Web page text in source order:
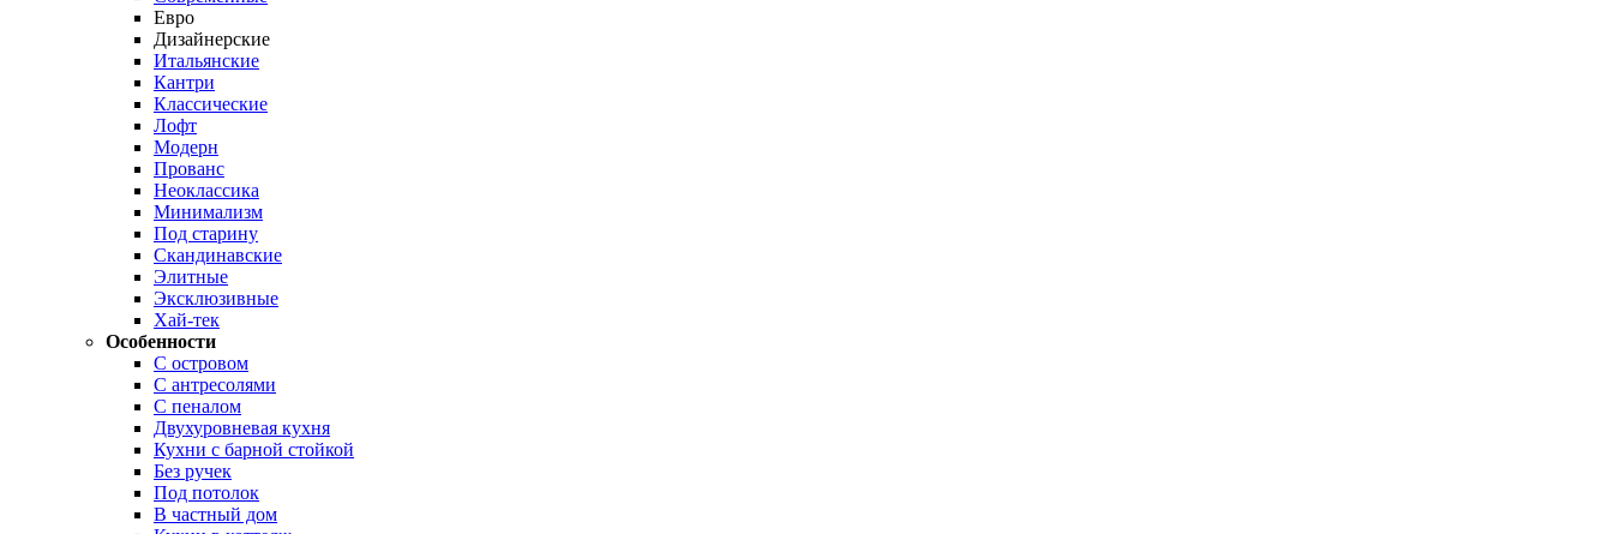
Евро
Дизайнерские
Итальянские
Кантри
Классические
Лофт
Модерн
Прованс
Неоклассика
Минимализм
Под старину
Скандинавские
Элитные
Эксклюзивные
Хай-тек
Особенности
С островом
С антресолями
С пеналом
Двухуровневая кухня
Кухни с барной стойкой
Без ручек
Под потолок
В частный дом